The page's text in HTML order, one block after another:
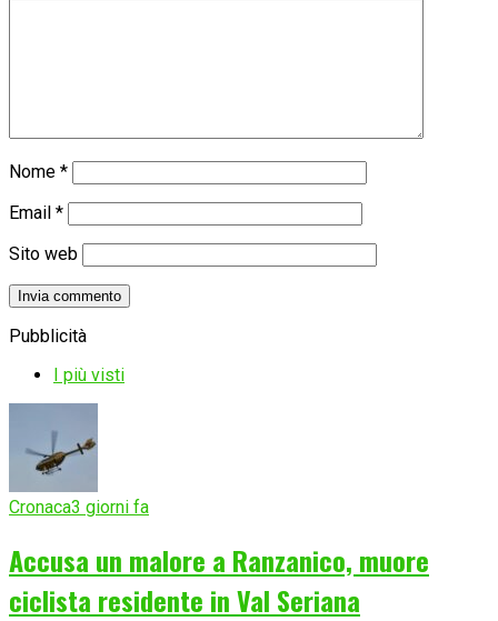
Nome *
Email *
Sito web
Pubblicità
I più visti
Cronaca3 giorni fa
Accusa un malore a Ranzanico, muore
ciclista residente in Val Seriana